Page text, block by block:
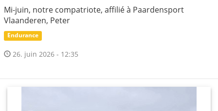
Mi-juin, notre compatriote, affilié à Paardensport
Vlaanderen, Peter
Endurance
26. juin 2026 - 12:35